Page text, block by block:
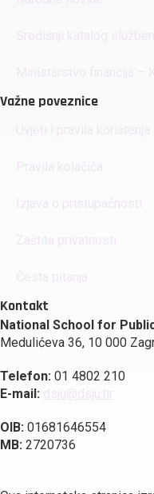
Važne poveznice
Kontakt
National School for
Medulićeva 36, 10 000
Telefon: 01 4802 210
E-mail:
OIB: 01681646554
MB: 2720736